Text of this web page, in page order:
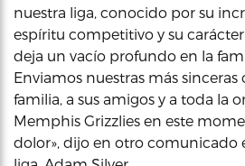
nuestra liga, conocido por su
espíritu competitivo y su
deja un vacío profundo en la
Enviamos nuestras más sinceras
familia, a sus amigos y a toda la
Memphis Grizzlies en este
dolor», dijo en otro comunicado